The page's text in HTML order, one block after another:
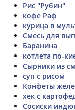
Рис "Рубин"
кофе Раф
курица в
Смесь для
Баранина
котлета по-
Сырники из
суп с рисом
Конфеты
хек с
Сосиски